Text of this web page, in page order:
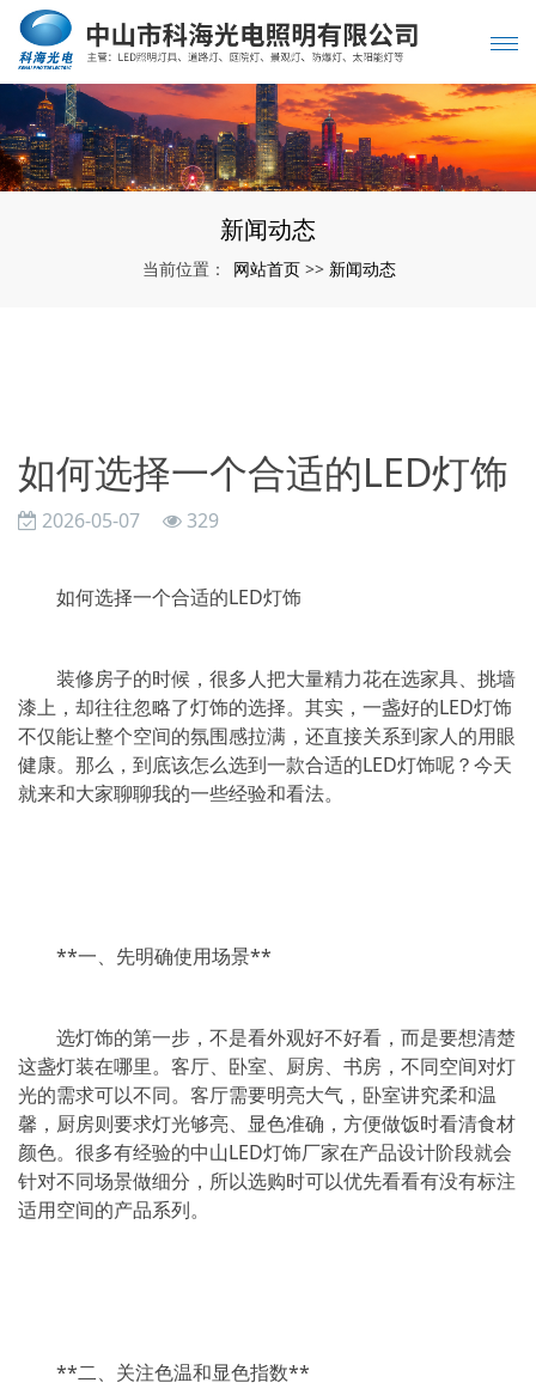
新闻动态
当前位置： 网站首页 >> 新闻动态
如何选择一个合适的LED灯饰
2026-05-07 329
如何选择一个合适的LED灯饰
装修房子的时候，很多人把大量精力花在选家具、挑墙
漆上，却往往忽略了灯饰的选择。其实，一盏好的LED灯饰
不仅能让整个空间的氛围感拉满，还直接关系到家人的用眼
健康。那么，到底该怎么选到一款合适的LED灯饰呢？今天
就来和大家聊聊我的一些经验和看法。
**一、先明确使用场景**
选灯饰的第一步，不是看外观好不好看，而是要想清楚
这盏灯装在哪里。客厅、卧室、厨房、书房，不同空间对灯
光的需求可以不同。客厅需要明亮大气，卧室讲究柔和温
馨，厨房则要求灯光够亮、显色准确，方便做饭时看清食材
颜色。很多有经验的中山LED灯饰厂家在产品设计阶段就会
针对不同场景做细分，所以选购时可以优先看看有没有标注
适用空间的产品系列。
**二、关注色温和显色指数**